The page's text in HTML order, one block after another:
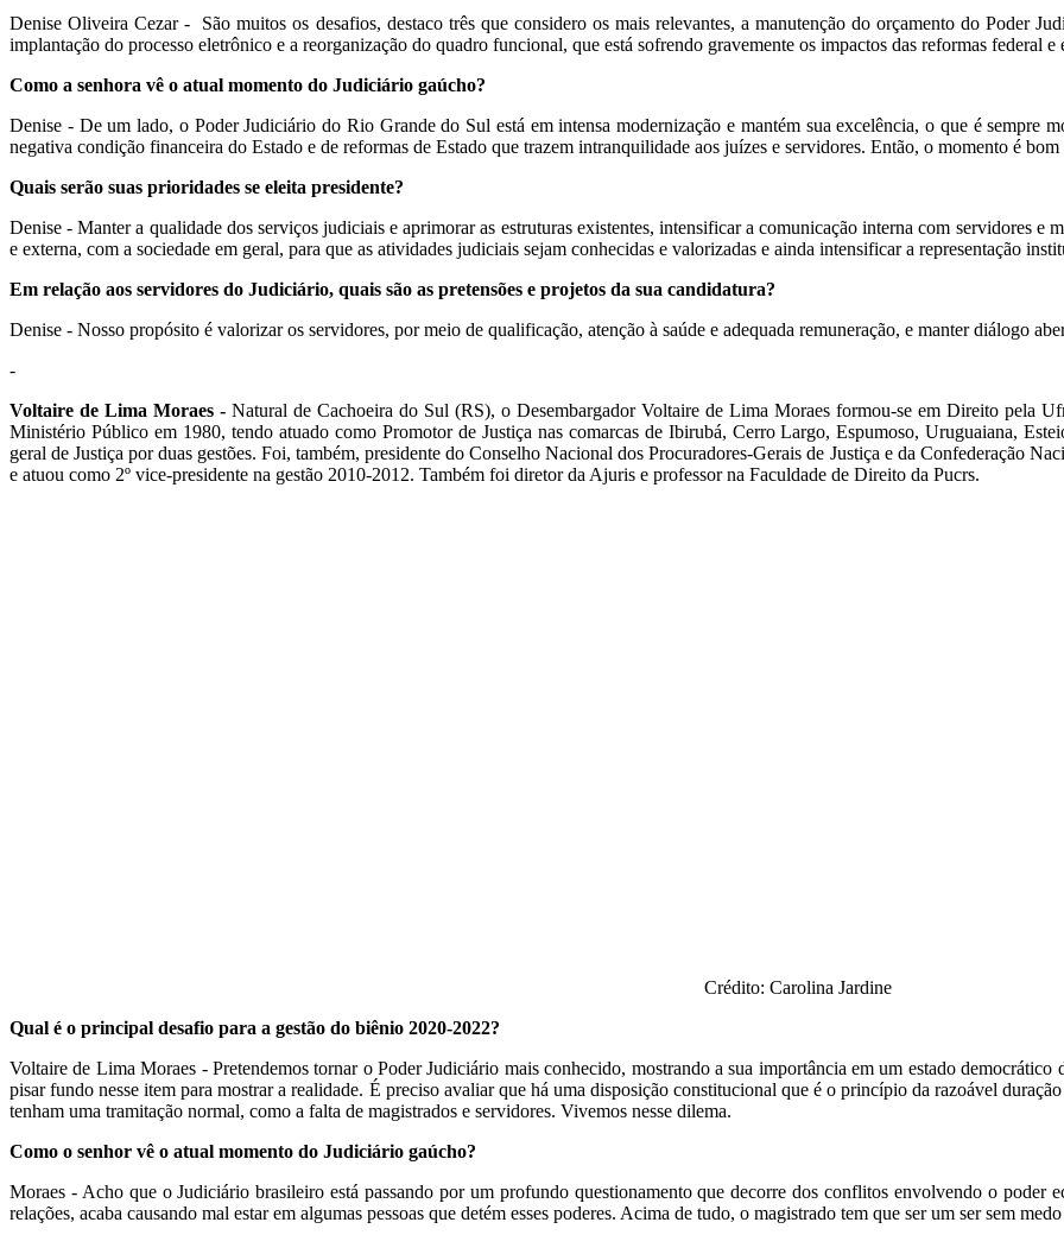
Denise Oliveira Cezar - São muitos os desafios, destaco três que considero os mais relevantes, a manutenção do orçamento do Poder
implantação do processo eletrônico e a reorganização do quadro funcional, que está sofrendo gravemente os impactos das reformas federal
Como a senhora vê o atual momento do Judiciário gaúcho?
Denise - De um lado, o Poder Judiciário do Rio Grande do Sul está em intensa modernização e mantém sua excelência, o que é sempre
negativa condição financeira do Estado e de reformas de Estado que trazem intranquilidade aos juízes e servidores. Então, o momento é
Quais serão suas prioridades se eleita presidente?
Denise - Manter a qualidade dos serviços judiciais e aprimorar as estruturas existentes, intensificar a comunicação interna com servidores e
e externa, com a sociedade em geral, para que as atividades judiciais sejam conhecidas e valorizadas e ainda intensificar a representação
Em relação aos servidores do Judiciário, quais são as pretensões e projetos da sua candidatura?
Denise - Nosso propósito é valorizar os servidores, por meio de qualificação, atenção à saúde e adequada remuneração, e manter diálogo
-
Voltaire de Lima Moraes - Natural de Cachoeira do Sul (RS), o Desembargador Voltaire de Lima Moraes formou-se em Direito pela
Ministério Público em 1980, tendo atuado como Promotor de Justiça nas comarcas de Ibirubá, Cerro Largo, Espumoso, Uruguaiana,
geral de Justiça por duas gestões. Foi, também, presidente do Conselho Nacional dos Procuradores-Gerais de Justiça e da Confederação
e atuou como 2º vice-presidente na gestão 2010-2012. Também foi diretor da Ajuris e professor na Faculdade de Direito da Pucrs.
Crédito: Carolina Jardine
Qual é o principal desafio para a gestão do biênio 2020-2022?
Voltaire de Lima Moraes - Pretendemos tornar o Poder Judiciário mais conhecido, mostrando a sua importância em um estado
pisar fundo nesse item para mostrar a realidade. É preciso avaliar que há uma disposição constitucional que é o princípio da razoável
tenham uma tramitação normal, como a falta de magistrados e servidores. Vivemos nesse dilema.
Como o senhor vê o atual momento do Judiciário gaúcho?
Moraes - Acho que o Judiciário brasileiro está passando por um profundo questionamento que decorre dos conflitos envolvendo o poder
relações, acaba causando mal estar em algumas pessoas que detém esses poderes. Acima de tudo, o magistrado tem que ser um ser sem